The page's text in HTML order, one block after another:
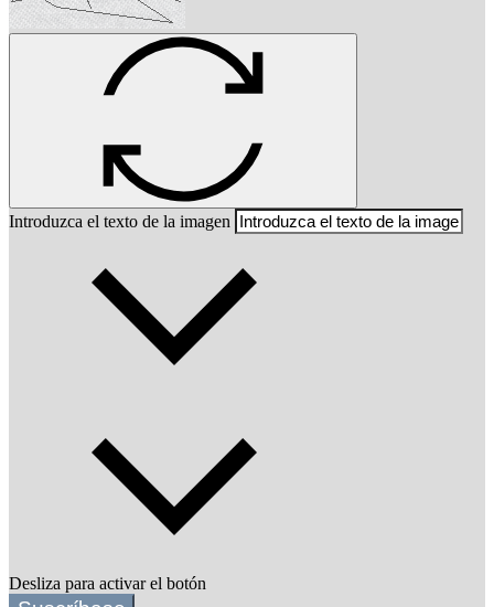
Introduzca el texto de la imagen
Desliza para activar el botón